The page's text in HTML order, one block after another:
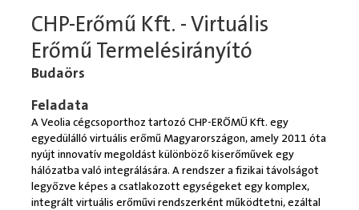
CHP-Erőmű Kft. - Virtuális
Erőmű Termelésirányító
Budaörs
Feladata
A Veolia cégcsoporthoz tartozó CHP-ERŐMŰ Kft. egy
egyedülálló virtuális erőmű Magyarországon, amely 2011 óta
nyújt innovatív megoldást különböző kiserőművek egy
hálózatba való integrálására. A rendszer a fizikai távolságot
legyőzve képes a csatlakozott egységeket egy komplex,
integrált virtuális erőművi rendszerként működtetni, ezáltal